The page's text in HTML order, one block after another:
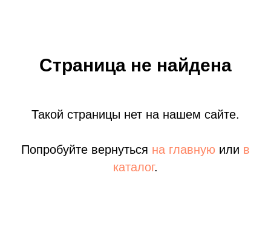
Страница не найдена
Такой страницы нет на нашем сайте.
Попробуйте вернуться на главную или в
каталог.